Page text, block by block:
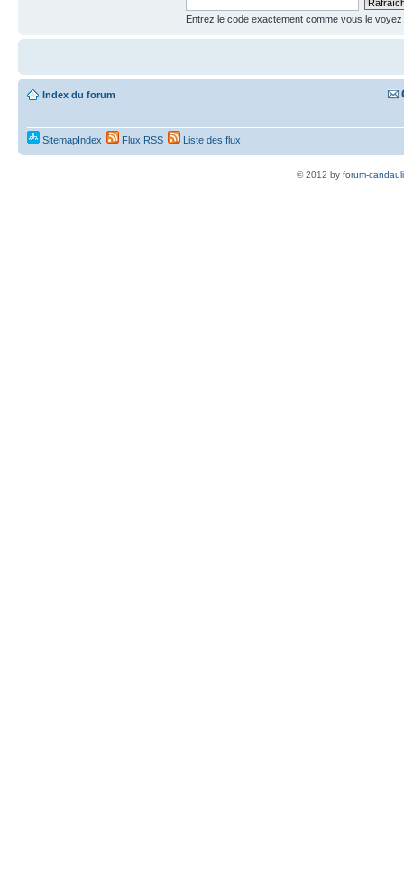
Entrez le code exactement comme vous le
Index du forum
SitemapIndex Flux RSS Liste des flux
© 2012 by forum-